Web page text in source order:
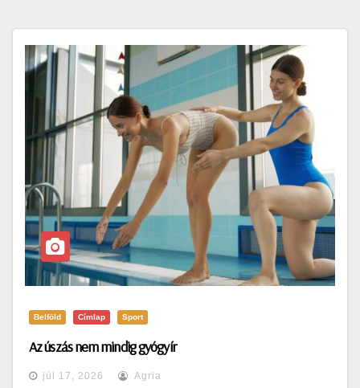
Belföld Címlap Sport
Az úszás nem mindig gyógyír
júl 17, 2026 Agria